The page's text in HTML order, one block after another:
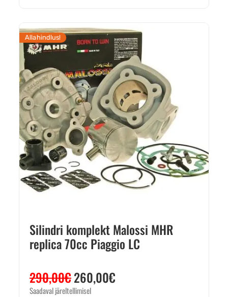
Allahindlus!
Silindri komplekt Malossi MHR
replica 70cc Piaggio LC
290,00€260,00€
Saadaval järeltellimisel